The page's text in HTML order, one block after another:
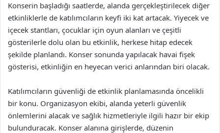
Konserin başladığı saatlerde, alanda gerçekleştirilecek diğer
etkinliklerle de katılımcıların keyfi iki kat artacak. Yiyecek ve
içecek stantları, çocuklar için oyun alanları ve çeşitli
gösterilerle dolu olan bu etkinlik, herkese hitap edecek
şekilde planlandı. Konser sonunda yapılacak havai fişek
gösterisi, etkinliğin en heyecan verici anlarından biri olacak.
Katılımcıların güvenliği de etkinlik planlamasında öncelikli
bir konu. Organizasyon ekibi, alanda yeterli güvenlik
önlemlerini alacak ve sağlık hizmetleriyle ilgili hazır bir ekip
bulunduracak. Konser alanına girişlerde, düzenin